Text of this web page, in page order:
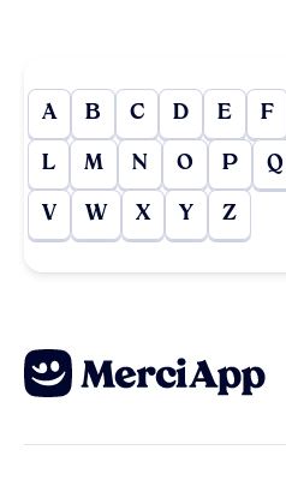
A B C D E F
L M N O P Q
V W X Y Z